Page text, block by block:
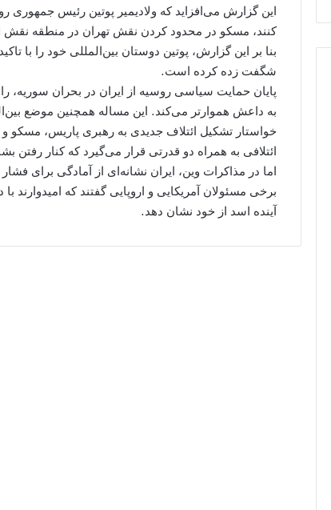
این گزارش می‌افزاید که ولادیمیر پوتین رئیس
کنند، مسکو در محدود کردن نقش تهران در منطقه نقش
بنا بر این گزارش، پوتین دوستان بین‌المللی خود را با
شگفت زده کرده است.
پایان حمایت سیاسی روسیه از ایران در بحران سوریه،
به داعش هموارتر می‌کند. این مساله همچنین موضع
خواستار تشکیل ائتلاف جدیدی به رهبری پاریس، مسکو
ائتلافی به همراه دو قدرتی قرار می‌گیرد که کنار رفتن
اما در مذاکرات وین، ایران نشانه‌ای از آمادگی برای
برخی مسئولان آمریکایی و اروپایی گفتند که
آینده اسد از خود نشان دهد.